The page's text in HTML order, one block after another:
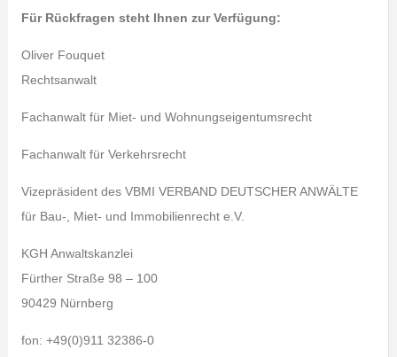
Für Rückfragen steht Ihnen zur Verfügung:
Oliver Fouquet
Rechtsanwalt
Fachanwalt für Miet- und Wohnungseigentumsrecht
Fachanwalt für Verkehrsrecht
Vizepräsident des VBMI VERBAND DEUTSCHER ANWÄLTE
für Bau-, Miet- und Immobilienrecht e.V.
KGH Anwaltskanzlei
Fürther Straße 98 – 100
90429 Nürnberg
fon: +49(0)911 32386-0